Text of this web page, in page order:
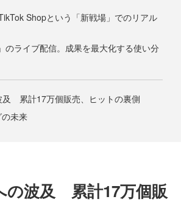
Shopという「新戦場」でのリアル
のライブ配信。成果を最大化する使い分
及 累計17万個販売、ヒットの裏側
未来
の波及 累計17万個販